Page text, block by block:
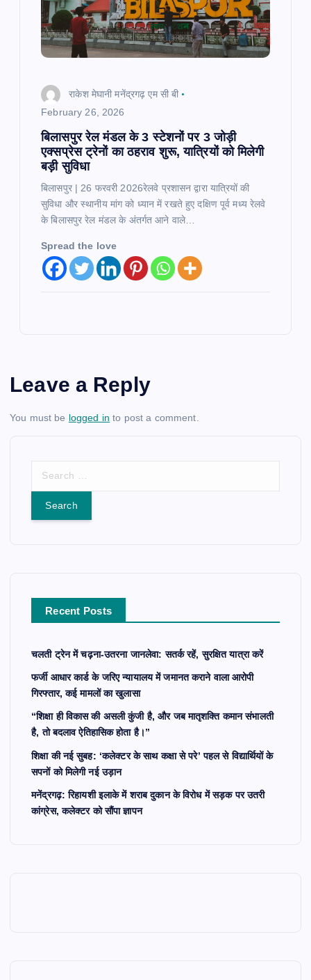
राकेश मेघानी मनेंद्रगढ़ एम सी बी
February 26, 2026
बिलासपुर रेल मंडल के 3 स्टेशनों पर 3 जोड़ी
एक्सप्रेस ट्रेनों का ठहराव शुरू, यात्रियों को मिलेगी
बड़ी सुविधा
बिलासपुर | 26 फरवरी 2026रेलवे प्रशासन द्वारा यात्रियों की
सुविधा और स्थानीय मांग को ध्यान में रखते हुए दक्षिण पूर्व मध्य रेलवे
के बिलासपुर रेल मंडल के अंतर्गत आने वाले…
Spread the love
Leave a Reply
You must be logged in to post a comment.
r
Recent Posts
चलती ट्रेन में चढ़ना-उतरना जानलेवा: सतर्क रहें, सुरक्षित यात्रा करें
फर्जी आधार कार्ड के जरिए न्यायालय में जमानत कराने वाला आरोपी
गिरफ्तार, कई मामलों का खुलासा
“शिक्षा ही विकास की असली कुंजी है, और जब मातृशक्ति कमान संभालती
है, तो बदलाव ऐतिहासिक होता है।”
शिक्षा की नई सुबह: ‘कलेक्टर के साथ कक्षा से परे’ पहल से विद्यार्थियों के
सपनों को मिलेगी नई उड़ान
मनेंद्रगढ़: रिहायशी इलाके में शराब दुकान के विरोध में सड़क पर उतरी
कांग्रेस, कलेक्टर को सौंपा ज्ञापन